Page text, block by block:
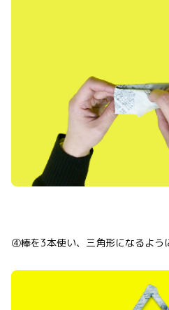
④棒を3本使い、三角形になるよう